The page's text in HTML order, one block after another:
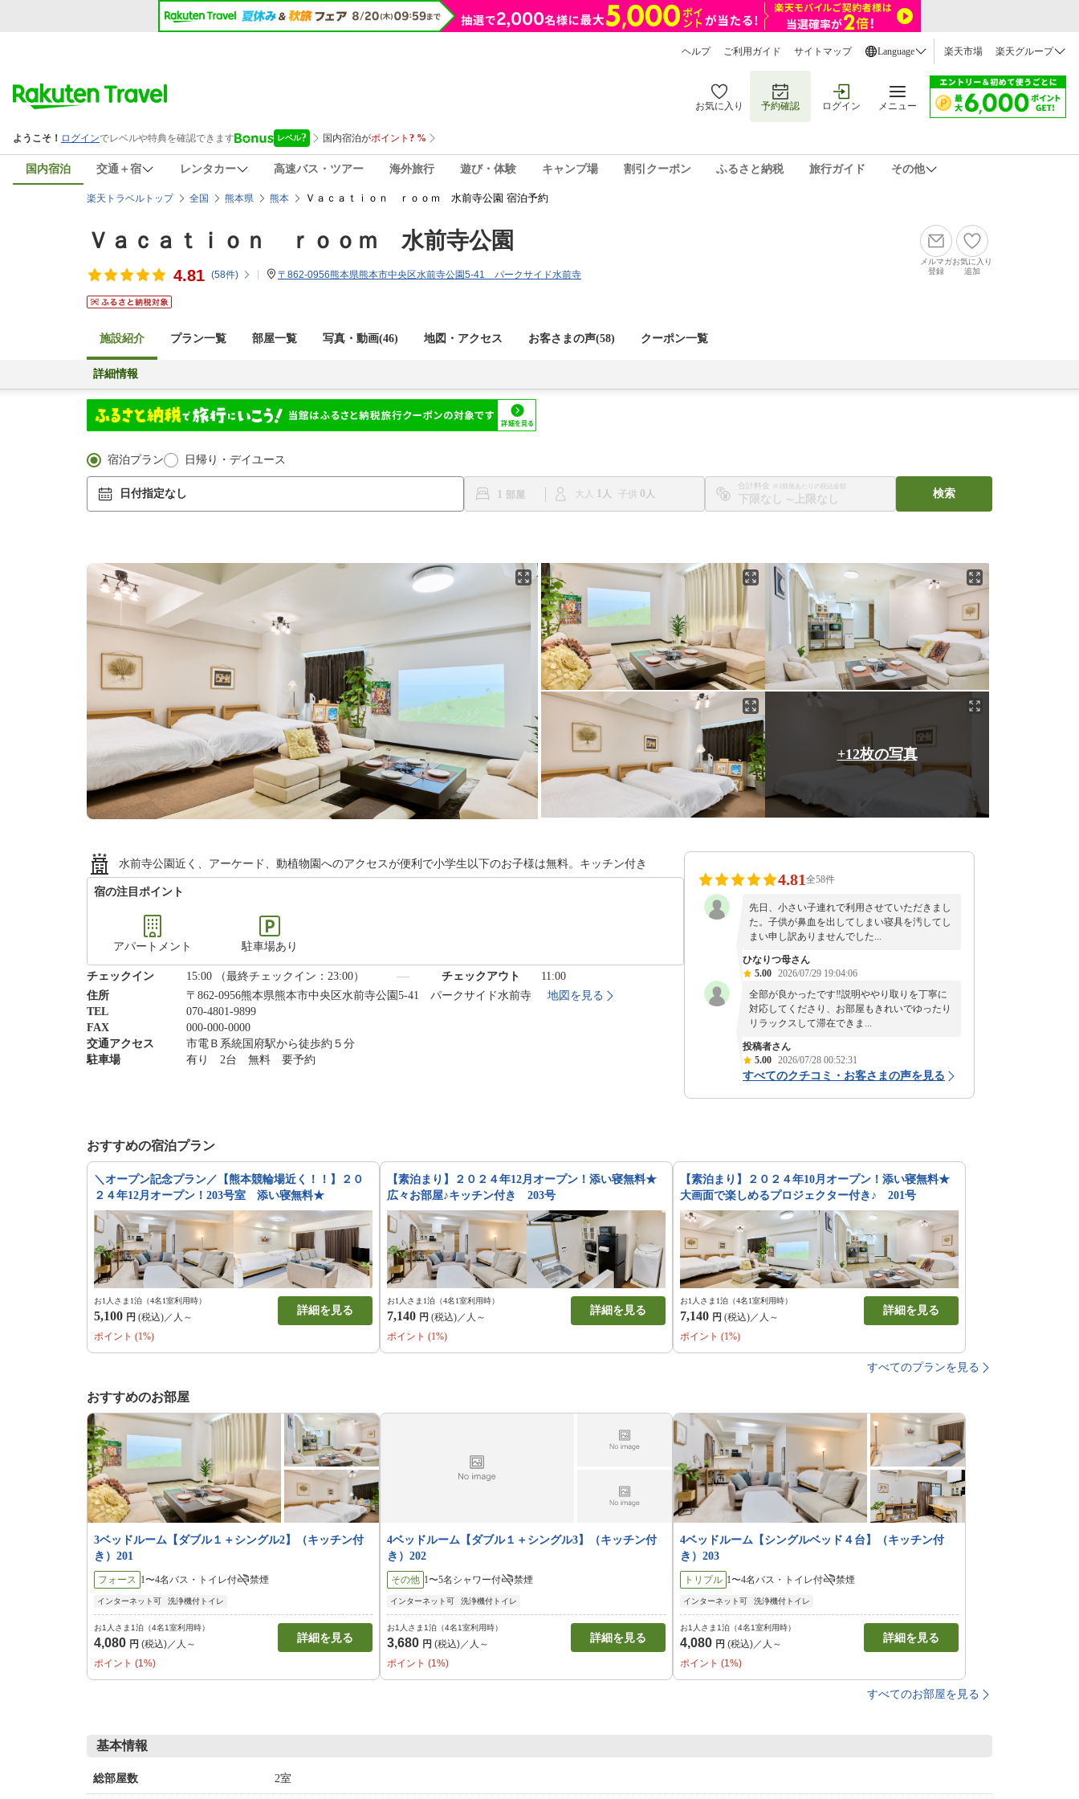
ヘルプ ご利用ガイド サイトマップ Language 楽天市場 楽天グループ
お気に入り 予約確認 ログイン メニュー
国内宿泊 交通＋宿 レンタカー 高速バス・ツアー 海外旅行 遊び・体験 キャンプ場 割引クーポン ふるさと納税 旅行ガイド その他
楽天トラベルトップ 全国 熊本県 熊本 Ｖａｃａｔｉｏｎ ｒｏｏｍ 水前寺公園 宿泊予約
Ｖａｃａｔｉｏｎ ｒｏｏｍ 水前寺公園
4.81 (58件) 〒862-0956熊本県熊本市中央区水前寺公園5-41 パークサイド水前寺
メルマガ
登録
お気に入り
追加
施設紹介 プラン一覧 部屋一覧 写真・動画(46) 地図・アクセス お客さまの声(58) クーポン一覧
詳細情報
宿泊プラン 日帰り・デイユース
日付指定なし 1 大人 1 子供 0
合計料金 ※1部屋あたりの税込金額
〜
検索
+12枚の写真
水前寺公園近く、アーケード、動植物園へのアクセスが便利で小学生以下のお子様は無料。キッチン付き
宿の注目ポイント
アパートメント 駐車場あり
チェックイン 15:00 （最終チェックイン：23:00） チェックアウト
11:00
住所
〒862-0956熊本県熊本市中央区水前寺公園5-41 パークサイド水前寺
地図を見る
TEL
070-4801-9899
FAX
000-000-0000
交通アクセス
市電Ｂ系統国府駅から徒歩約５分
駐車場
有り 2台 無料 要予約
4.81 全58件
先日、小さい子連れで利用させていただきまし
た。子供が鼻血を出してしまい寝具を汚してし
まい申し訳ありませんでした...
ひなりつ母さん
5.00 2026/07/29 19:04:06
全部が良かったです‼︎説明ややり取りを丁寧に
対応してくださり、お部屋もきれいでゆったり
リラックスして滞在できま...
投稿者さん
5.00 2026/07/28 00:52:31
すべてのクチコミ・お客さまの声を見る
おすすめの宿泊プラン
＼オープン記念プラン／【熊本競輪場近く！！】２０
２４年12月オープン！203号室 添い寝無料★
お1人さま1泊（4名1室利用時）
5,100 円 (税込)／人～
詳細を見る
ポイント (1%)
【素泊まり】２０２４年12月オープン！添い寝無料★
広々お部屋♪キッチン付き 203号
お1人さま1泊（4名1室利用時）
7,140 円 (税込)／人～
詳細を見る
ポイント (1%)
【素泊まり】２０２４年10月オープン！添い寝無料★
大画面で楽しめるプロジェクター付き♪ 201号
お1人さま1泊（4名1室利用時）
7,140 円 (税込)／人～
詳細を見る
ポイント (1%)
すべてのプランを見る
おすすめのお部屋
3ベッドルーム【ダブル１＋シングル2】（キッチン付
き）201
フォース 1〜4名バス・トイレ付 禁煙
インターネット可 洗浄機付トイレ
お1人さま1泊（4名1室利用時）
4,080 円 (税込)／人～ 詳細を見る
ポイント (1%)
4ベッドルーム【ダブル１＋シングル3】（キッチン付
き）202
その他 1〜5名 シャワー付 禁煙
インターネット可 洗浄機付トイレ
お1人さま1泊（4名1室利用時）
3,680 円 (税込)／人～ 詳細を見る
ポイント (1%)
4ベッドルーム【シングルベッド４台】（キッチン付
き）203
トリプル 1〜4名バス・トイレ付 禁煙
インターネット可 洗浄機付トイレ
お1人さま1泊（4名1室利用時）
4,080 円 (税込)／人～ 詳細を見る
ポイント (1%)
すべてのお部屋を見る
基本情報
総部屋数 2室